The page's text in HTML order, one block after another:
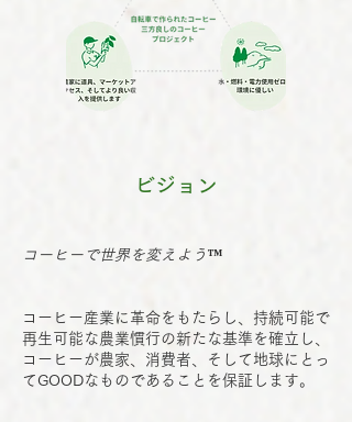
ビジョン
コーヒーで世界を変えよう ™
コーヒー産業に革命をもたらし、持続可能で
再生可能な農業慣行の新たな基準を確立し、
コーヒーが農家、消費者、そして地球にとっ
てGOODなものであることを保証します。